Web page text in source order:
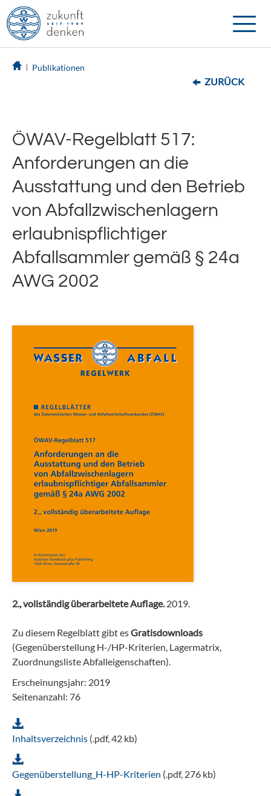
Toggle
Publikationen
ZURÜCK
ÖWAV-Regelblatt 517:
Anforderungen an die
Ausstattung und den Betrieb
von Abfallzwischenlagern
erlaubnispflichtiger
Abfallsammler gemäß § 24a
AWG 2002
2., vollständig überarbeitete Auflage.2019.
Zu diesem Regelblatt gibt esGratisdownloads
(Gegenüberstellung H-/HP-Kriterien, Lagermatrix,
Zuordnungsliste Abfalleigenschaften).
Erscheinungsjahr: 2019
Seitenanzahl: 76
Inhaltsverzeichnis (.pdf, 42 kb)
Gegenüberstellung_H-HP-Kriterien (.pdf, 276 kb)